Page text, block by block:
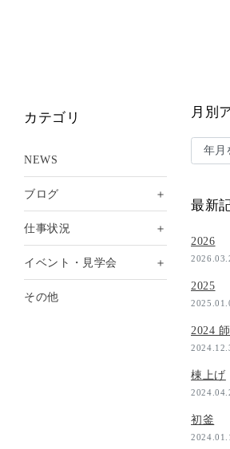
カテゴリ
NEWS
ブログ ＋
仕事状況 ＋
イベント・見学会 ＋
その他
月別
最新
2026
2025
2024
棟上げ
初釜